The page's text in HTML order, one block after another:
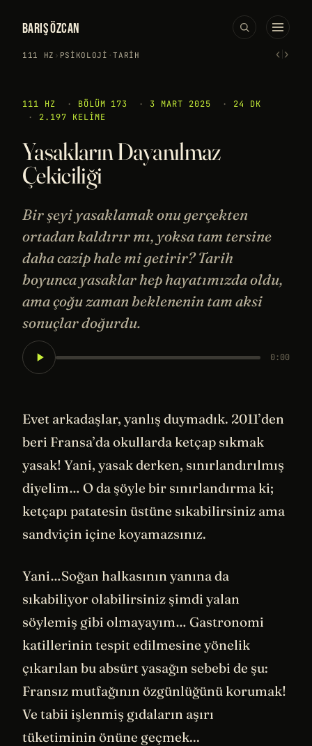
BARIŞ ÖZCAN
111 HZ › PSIKOLOJI ·TARIH ‹›
111 HZ · BÖLÜM 173 · 3 MART 2025 ·
24 DK
·
2.197 KELIME
Yasakların Dayanılmaz
Çekiciliği
Bir şeyi yasaklamak onu gerçekten
ortadan kaldırır mı, yoksa tam tersine
daha cazip hale mi getirir? Tarih
boyunca yasaklar hep hayatımızda oldu,
ama çoğu zaman beklenenin tam aksi
sonuçlar doğurdu.
0:00
Evet arkadaşlar, yanlış duymadık. 2011’den
beri Fransa’da okullarda ketçap sıkmak
yasak! Yani, yasak derken, sınırlandırılmış
diyelim… O da şöyle bir sınırlandırma ki;
ketçapı patatesin üstüne sıkabilirsiniz ama
sandviçin içine koyamazsınız.
Yani…Soğan halkasının yanına da
sıkabiliyor olabilirsiniz şimdi yalan
söylemiş gibi olmayayım… Gastronomi
katillerinin tespit edilmesine yönelik
çıkarılan bu absürt yasağın sebebi de şu:
Fransız mutfağının özgünlüğünü korumak!
Ve tabii işlenmiş gıdaların aşırı
tüketiminin önüne geçmek...